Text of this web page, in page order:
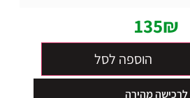
135₪
הוספה לסל
לרכישה מהירה